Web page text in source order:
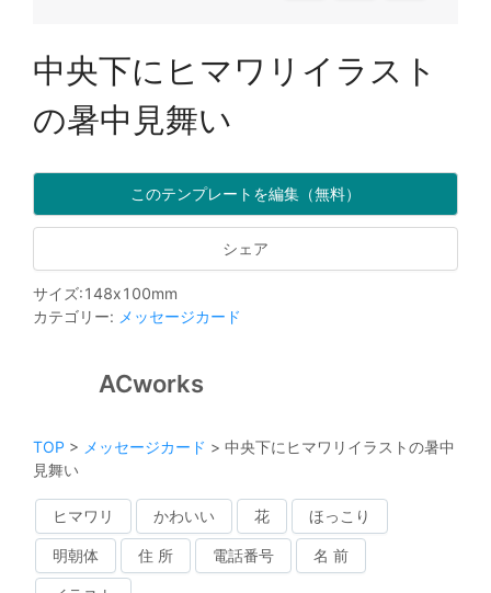
中央下にヒマワリイラスト
の暑中見舞い
このテンプレートを編集（無料）
シェア
サイズ:148x100mm
カテゴリー: メッセージカード
ACworks
TOP > メッセージカード > 中央下にヒマワリイラストの暑中
見舞い
ヒマワリ かわいい 花 ほっこり
明朝体 住 所 電話番号 名 前